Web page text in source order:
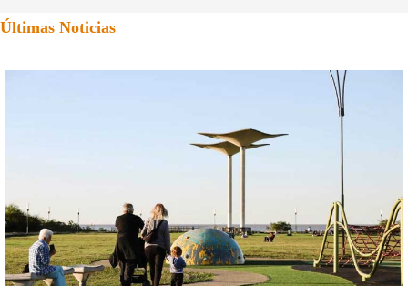
Últimas Noticias